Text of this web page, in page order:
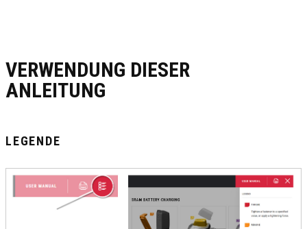
VERWENDUNG DIESER
ANLEITUNG
LEGENDE